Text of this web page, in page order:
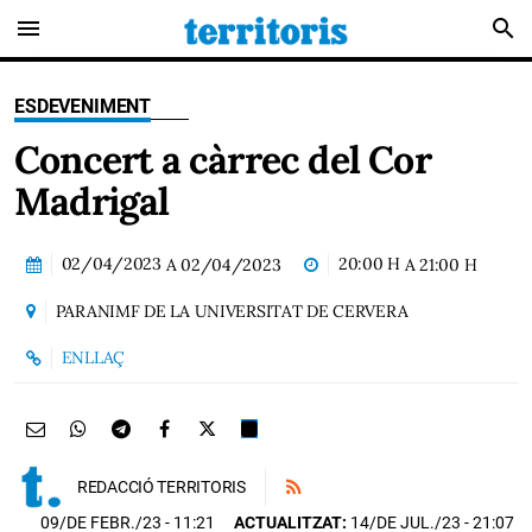
menu search
ESDEVENIMENT
Concert a càrrec del Cor
Madrigal
02/04/2023 A02/04/2023 20:00 H A21:00 H
PARANIMF DE LA UNIVERSITAT DE CERVERA
ENLLAÇ
REDACCIÓ TERRITORIS
09/DE FEBR./23 - 11:21 ACTUALITZAT: 14/DE JUL./23 - 21:07